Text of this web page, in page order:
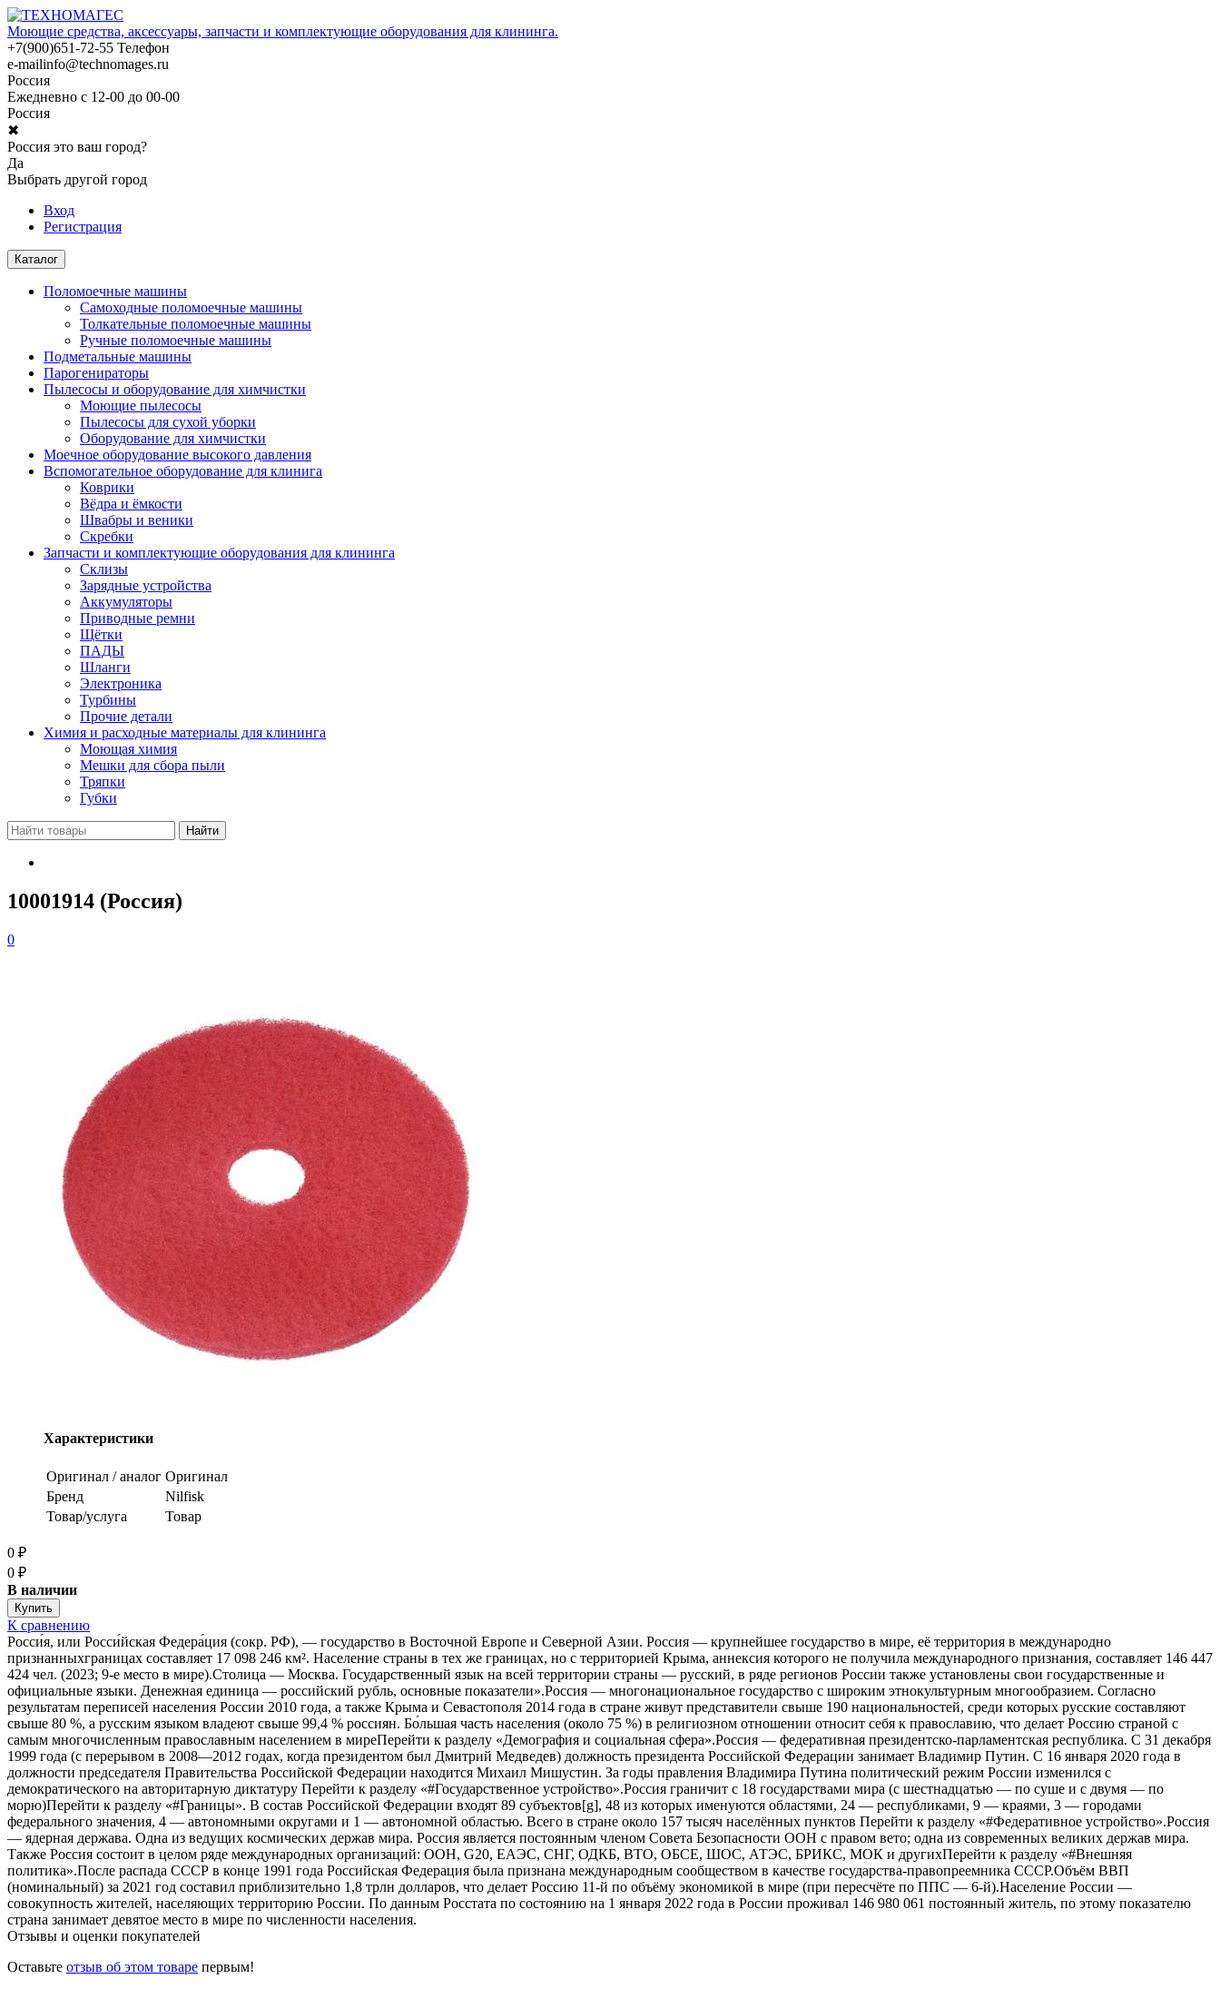
Моющие средства, аксессуары, запчасти и комплектующие оборудования для клининга.
+7(900)651-72-55 Телефон
e-mailinfo@technomages.ru
Россия
Ежедневно с 12-00 до 00-00
Россия
✖
Россия это ваш город?
Да
Выбрать другой город
Вход
Регистрация
Каталог
Поломоечные машины
Самоходные поломоечные машины
Толкательные поломоечные машины
Ручные поломоечные машины
Подметальные машины
Парогенираторы
Пылесосы и оборудование для химчистки
Моющие пылесосы
Пылесосы для сухой уборки
Оборудование для химчистки
Моечное оборудование высокого давления
Вспомогательное оборудование для клинига
Коврики
Вёдра и ёмкости
Швабры и веники
Скребки
Запчасти и комплектующие оборудования для клининга
Склизы
Зарядные устройства
Аккумуляторы
Приводные ремни
Щётки
ПАДЫ
Шланги
Электроника
Турбины
Прочие детали
Химия и расходные материалы для клининга
Моющая химия
Мешки для сбора пыли
Тряпки
Губки
10001914 (Россия)
0
Характеристики
Оригинал / аналог Оригинал
Бренд
Nilfisk
Товар/услуга
Товар
0 ₽
0 ₽
В наличии
К сравнению
Росси́я, или Росси́йская Федера́ция (сокр. РФ), — государство в Восточной Европе и Северной Азии. Россия — крупнейшее государство в мире, её территория в международно
признанныхграницах составляет 17 098 246 км². Население страны в тех же границах, но с территорией Крыма, аннексия которого не получила международного признания, составляет 146 447
424 чел. (2023; 9-е место в мире).Столица — Москва. Государственный язык на всей территории страны — русский, в ряде регионов России также установлены свои государственные и
официальные языки. Денежная единица — российский рубль, основные показатели».Россия — многонациональное государство с широким этнокультурным многообразием. Согласно
результатам переписей населения России 2010 года, а также Крыма и Севастополя 2014 года в стране живут представители свыше 190 национальностей, среди которых русские составляют
свыше 80 %, а русским языком владеют свыше 99,4 % россиян. Бо́льшая часть населения (около 75 %) в религиозном отношении относит себя к православию, что делает Россию страной с
самым многочисленным православным населением в миреПерейти к разделу «Демография и социальная сфера».Россия — федеративная президентско-парламентская республика. С 31 декабря
1999 года (с перерывом в 2008—2012 годах, когда президентом был Дмитрий Медведев) должность президента Российской Федерации занимает Владимир Путин. C 16 января 2020 года в
должности председателя Правительства Российской Федерации находится Михаил Мишустин. За годы правления Владимира Путина политический режим России изменился с
демократического на авторитарную диктатуру Перейти к разделу «#Государственное устройство».Россия граничит с 18 государствами мира (с шестнадцатью — по суше и с двумя — по
морю)Перейти к разделу «#Границы». В состав Российской Федерации входят 89 субъектов[g], 48 из которых именуются областями, 24 — республиками, 9 — краями, 3 — городами
федерального значения, 4 — автономными округами и 1 — автономной областью. Всего в стране около 157 тысяч населённых пунктов Перейти к разделу «#Федеративное устройство».Россия
— ядерная держава. Одна из ведущих космических держав мира. Россия является постоянным членом Совета Безопасности ООН с правом вето; одна из современных великих держав мира.
Также Россия состоит в целом ряде международных организаций: ООН, G20, ЕАЭС, СНГ, ОДКБ, ВТО, ОБСЕ, ШОС, АТЭС, БРИКС, МОК и другихПерейти к разделу «#Внешняя
политика».После распада СССР в конце 1991 года Российская Федерация была признана международным сообществом в качестве государства-правопреемника СССР.Объём ВВП
(номинальный) за 2021 год составил приблизительно 1,8 трлн долларов, что делает Россию 11-й по объёму экономикой в мире (при пересчёте по ППС — 6-й).Население России —
совокупность жителей, населяющих территорию России. По данным Росстата по состоянию на 1 января 2022 года в России проживал 146 980 061 постоянный житель, по этому показателю
страна занимает девятое место в мире по численности населения.
Отзывы и оценки покупателей
Оставьте отзыв об этом товаре первым!